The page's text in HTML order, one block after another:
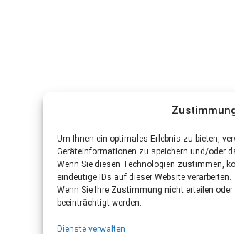
Um Ihnen ein optimales Erlebnis zu bieten,
Geräteinformationen zu speichern und/oder
Wenn Sie diesen Technologien zustimmen,
eindeutige IDs auf dieser Website verarbeiten.
Wenn Sie Ihre Zustimmung nicht erteilen
beeinträchtigt werden.
Dienste verwalten